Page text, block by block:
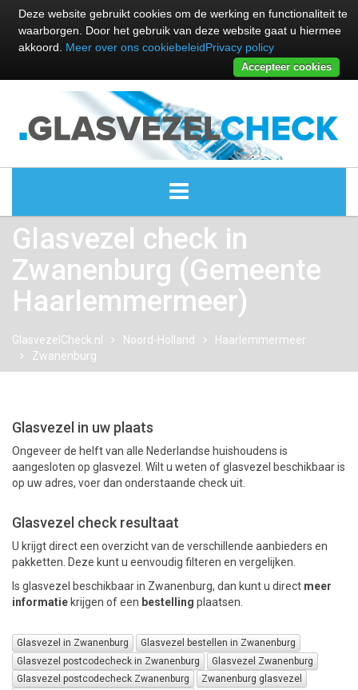
ALLE GLASVEZEL PROVIDERS
GLASVEZEL PROVIDERS
KABEL INTERNET PROVIDERS
Glasvezel check in
Zwanenburg (Gemeente
Haarlemmermeer)
GlasvezelCheck.nl Noord-Holland
Haarlemmermeer
Zwanenburg
Glasvezel in uw plaats
Ongeveer de helft van alle Nederlandse huishoudens is
aangesloten op glasvezel. Wilt u weten of glasvezel beschikbaar is
op uw adres, voer dan onderstaande check uit.
Glasvezel check resultaat
U krijgt direct een overzicht van de verschillende aanbieders en
pakketten. Deze kunt u eenvoudig filteren en vergelijken.
Is glasvezel beschikbaar in Zwanenburg, dan kunt u direct meer
informatie krijgen of een bestelling plaatsen.
Glasvezel in Zwanenburg
Glasvezel bestellen in Zwanenburg
Glasvezel postcodecheck in Zwanenburg
Glasvezel Zwanenburg
Glasvezel postcodecheck Zwanenburg
Zwanenburg glasvezel
Deze website gebruikt cookies om de werking en functionaliteit te
waarborgen. Door het gebruik van deze website gaat u hiermee
akkoord. Meer over ons cookiebeleidPrivacy policy
Accepteer cookies